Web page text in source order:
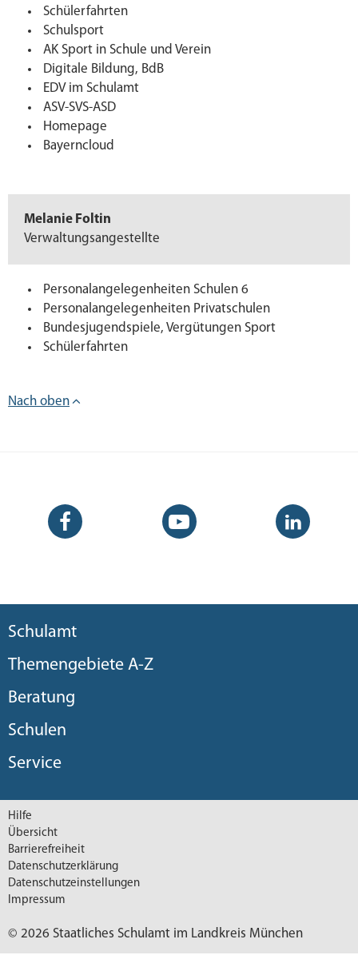
Schülerfahrten
Schulsport
AK Sport in Schule und Verein
Digitale Bildung, BdB
EDV im Schulamt
ASV-SVS-ASD
Homepage
Bayerncloud
Melanie Foltin
Verwaltungsangestellte
Personalangelegenheiten Schulen 6
Personalangelegenheiten Privatschulen
Bundesjugendspiele, Vergütungen Sport
Schülerfahrten
Nach oben
Facebook-
Seite
YouTube-
Kanal
LinkedIn-
Kanal
Schulamt
Themengebiete A-Z
Beratung
Schulen
Service
© 2026 Staatliches Schulamt im Landkreis München
Hilfe
Übersicht
Barrierefreiheit
Datenschutzerklärung
Datenschutzeinstellungen
Impressum